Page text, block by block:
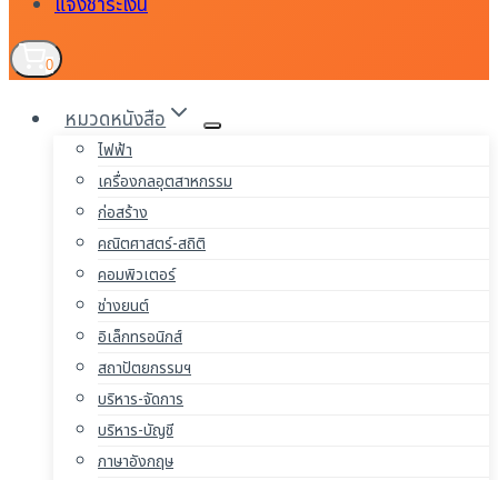
0
หมวดหนังสือ
ไฟฟ้า
เครื่องกลอุตสาหกรรม
ก่อสร้าง
คณิตศาสตร์-สถิติ
คอมพิวเตอร์
ช่างยนต์
อิเล็กทรอนิกส์
สถาปัตยกรรมฯ
บริหาร-จัดการ
บริหาร-บัญชี
ภาษาอังกฤษ